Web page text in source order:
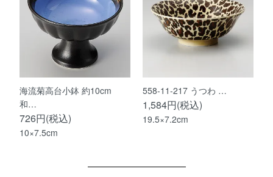
海流菊高台小鉢 約10cm
和…
726円(税込)
10×7.5cm
558-11-217 うつわ …
1,584円(税込)
19.5×7.2cm